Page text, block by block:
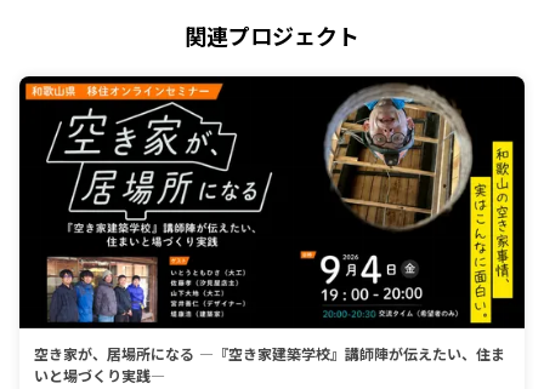
関連プロジェクト
空き家が、居場所になる ―『空き家建築学校』講師陣が伝えたい、住ま
いと場づくり実践―